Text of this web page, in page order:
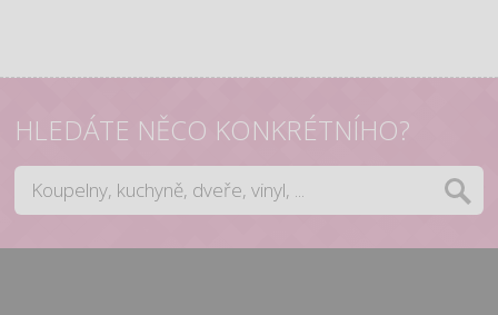
HLEDÁTE NĚCO KONKRÉTNÍHO?